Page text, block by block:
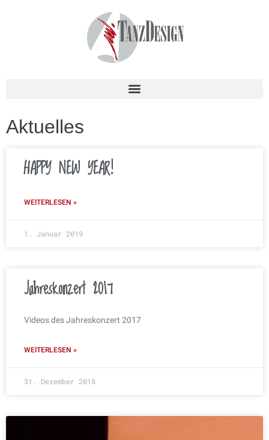
Aktuelles
HAPPY NEW YEAR!
WEITERLESEN »
1. Januar 2019
Jahreskonzert 2017
Videos des Jahreskonzert 2017
WEITERLESEN »
31. Dezember 2018